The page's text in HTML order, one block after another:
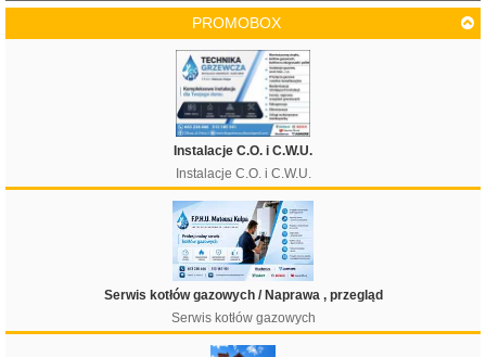
PROMOBOX
Instalacje C.O. i C.W.U.
Instalacje C.O. i C.W.U.
Serwis kotłów gazowych / Naprawa , przegląd
Serwis kotłów gazowych